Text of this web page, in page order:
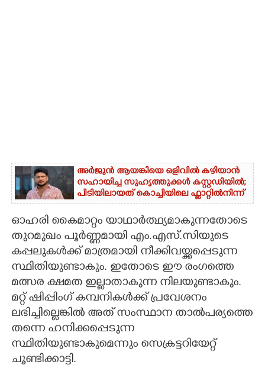
അർജുൻ ആയങ്കിയെ ഒളിവിൽ കഴിയാൻ
സഹായിച്ച സുഹൃത്തുക്കൾ കസ്റ്റഡിയിൽ;
പിടിയിലായത് കൊച്ചിയിലെ ഫ്ലാറ്റിൽനിന്ന്
ഓഹരി കൈമാറ്റം യാഥാർത്ഥ്യമാകുന്നതോടെ
തുറമുഖം പൂർണ്ണമായി എം.എസ്.സിയുടെ
കപ്പലുകൾക്ക് മാത്രമായി നീക്കിവയ്ക്കപ്പെടുന്ന
സ്ഥിതിയുണ്ടാകും. ഇതോടെ ഈ രംഗത്തെ
മത്സര ക്ഷമത ഇല്ലാതാകുന്ന നിലയുണ്ടാകും.
മറ്റ് ഷിപ്പിംഗ് കമ്പനികൾക്ക് പ്രവേശനം
ലഭിച്ചില്ലെങ്കിൽ അത് സംസ്ഥാന താൽപര്യത്തെ
തന്നെ ഹനിക്കപ്പെടുന്ന
സ്ഥിതിയുണ്ടാകുമെന്നും സെക്രട്ടറിയേറ്റ്
ചൂണ്ടിക്കാട്ടി.